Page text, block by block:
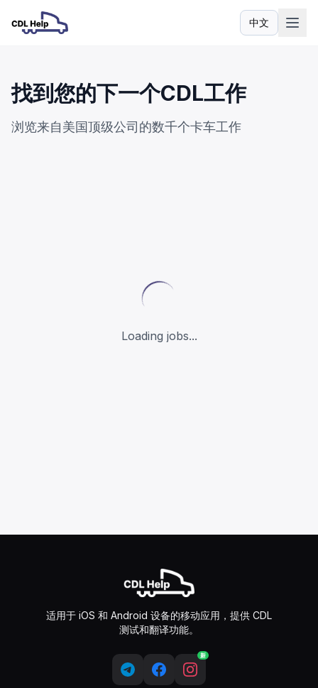
中文语言
找到您的下一个CDL工作
浏览来自美国顶级公司的数千个卡车工作
Loading jobs...
适用于 iOS 和 Android 设备的移动应用，提供 CDL
测试和翻译功能。
新